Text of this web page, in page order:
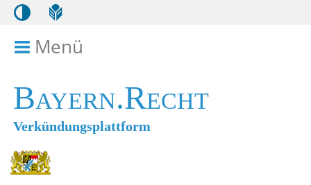
Menü
Bayern.Recht
Verkündungsplattform